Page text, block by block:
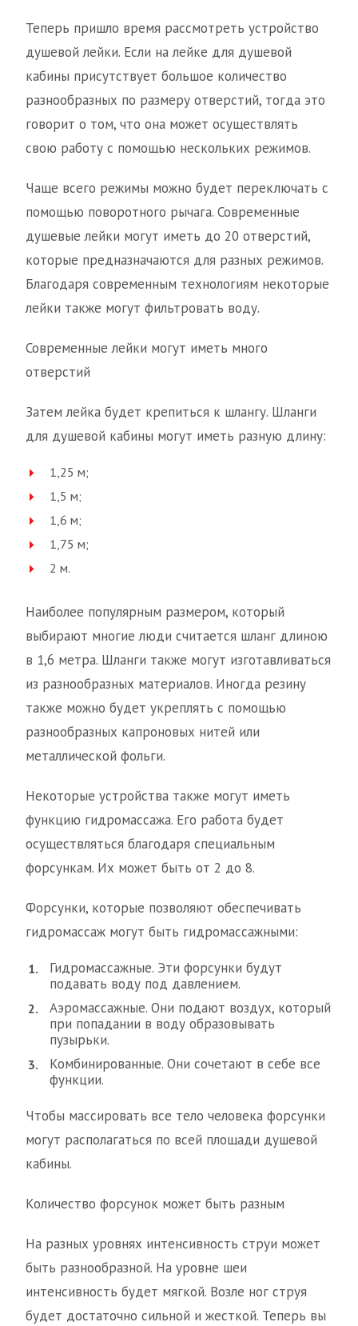
Теперь пришло время рассмотреть устройство
душевой лейки. Если на лейке для душевой
кабины присутствует большое количество
разнообразных по размеру отверстий, тогда это
говорит о том, что она может осуществлять
свою работу с помощью нескольких режимов.
Чаще всего режимы можно будет переключать с
помощью поворотного рычага. Современные
душевые лейки могут иметь до 20 отверстий,
которые предназначаются для разных режимов.
Благодаря современным технологиям некоторые
лейки также могут фильтровать воду.
Современные лейки могут иметь много
отверстий
Затем лейка будет крепиться к шлангу. Шланги
для душевой кабины могут иметь разную длину:
1,25 м;
1,5 м;
1,6 м;
1,75 м;
2 м.
Наиболее популярным размером, который
выбирают многие люди считается шланг длиною
в 1,6 метра. Шланги также могут изготавливаться
из разнообразных материалов. Иногда резину
также можно будет укреплять с помощью
разнообразных капроновых нитей или
металлической фольги.
Некоторые устройства также могут иметь
функцию гидромассажа. Его работа будет
осуществляться благодаря специальным
форсункам. Их может быть от 2 до 8.
Форсунки, которые позволяют обеспечивать
гидромассаж могут быть гидромассажными:
Гидромассажные. Эти форсунки будут
подавать воду под давлением.
Аэромассажные. Они подают воздух, который
при попадании в воду образовывать
пузырьки.
Комбинированные. Они сочетают в себе все
функции.
Чтобы массировать все тело человека форсунки
могут располагаться по всей площади душевой
кабины.
Количество форсунок может быть разным
На разных уровнях интенсивность струи может
быть разнообразной. На уровне шеи
интенсивность будет мягкой. Возле ног струя
будет достаточно сильной и жесткой. Теперь вы